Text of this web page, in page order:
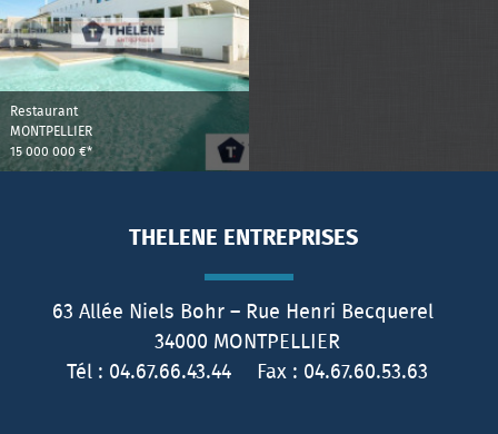
Restaurant
MONTPELLIER
15 000 000 €*
THELENE ENTREPRISES
63 Allée Niels Bohr – Rue Henri Becquerel
34000 MONTPELLIER
Tél : 04.67.66.43.44 Fax : 04.67.60.53.63